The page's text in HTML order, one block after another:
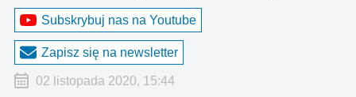
Subskrybuj nas na Youtube
Zapisz się na newsletter
02 listopada 2020, 15:44